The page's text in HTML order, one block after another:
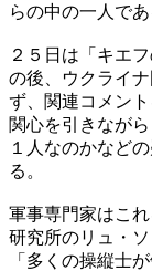
らの中の一人で
２５日は「キエ
の後、ウクライ
ず、関連コメン
関心を引きなが
１人なのかなど
る。
軍事専門家はこ
研究所のリュ・
「多くの操縦士